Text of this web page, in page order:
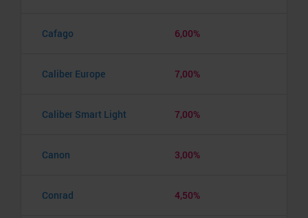
Cafago 6,00%
Caliber Europe 7,00%
Caliber Smart Light 7,00%
Canon 3,00%
Conrad 4,50%